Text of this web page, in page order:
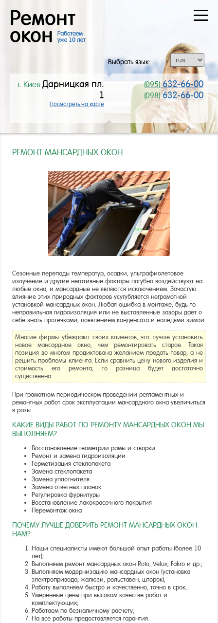
Выбрать язык:
г. Киев Дарницкая пл.
1
Посмотреть на карте
(095)632-66-00
(098)632-66-00
О
КОМПАНИИ
СТАТЬИ
РЕМОНТ МАНСАРДНЫХ ОКОН
Сезонные перепады температур, осадки, ультрафиолетовое
излучение и другие негативные факторы пагубно воздействуют на
любые окна, и мансардные не являются исключением. Зачастую
влияние этих природных факторов усугубляется неграмотной
установкой мансардных окон. Любая ошибка в монтаже, будь то
неправильная гидроизоляция или не выставленные зазоры дает о
себе знать протечками, появлением конденсата и наледями зимой.
Многие фирмы убеждают своих клиентов, что лучше установить
новое мансардное окно, чем ремонтировать старое. Такая
позиция во многом продиктована желанием продать товар, а не
решить проблемы клиента. Если сравнить цену нового изделия и
стоимость его ремонта, то разница будет достаточно
существенна.
При грамотном периодическом проведении регламентных и
ремонтных работ срок эксплуатации мансардного окна увеличиться
в разы.
КАКИЕ ВИДЫ РАБОТ ПО РЕМОНТУ МАНСАРДНЫХ ОКОН МЫ
ВЫПОЛНЯЕМ?
Восстановление геометрии рамы и створки
Ремонт и замена гидроизоляции
Герметизация стеклопакета
Замена стеклопакета
Замена уплотнителя
Замена ответных планок
Регулировка фурнитуры
Восстановление лакокрасочного покрытия
Перемонтаж окна
ПОЧЕМУ ЛУЧШЕ ДОВЕРИТЬ РЕМОНТ МАНСАРДНЫХ ОКОН
НАМ?
Наши специалисты имеют большой опыт работы (более 10
лет);
Выполняем ремонт мансардных окон Roto, Velux, Fakro и др.;
Выполняем модернизацию мансардных окон (установка
электропривода, жалюзи, рольставен, шторок);
Работу выполняем быстро и качественно, точно в срок;
Умеренные цены при высоком качестве работ и
комплектующих;
Работаем по безналичному расчету;
На все работы предоставляется гарантия.